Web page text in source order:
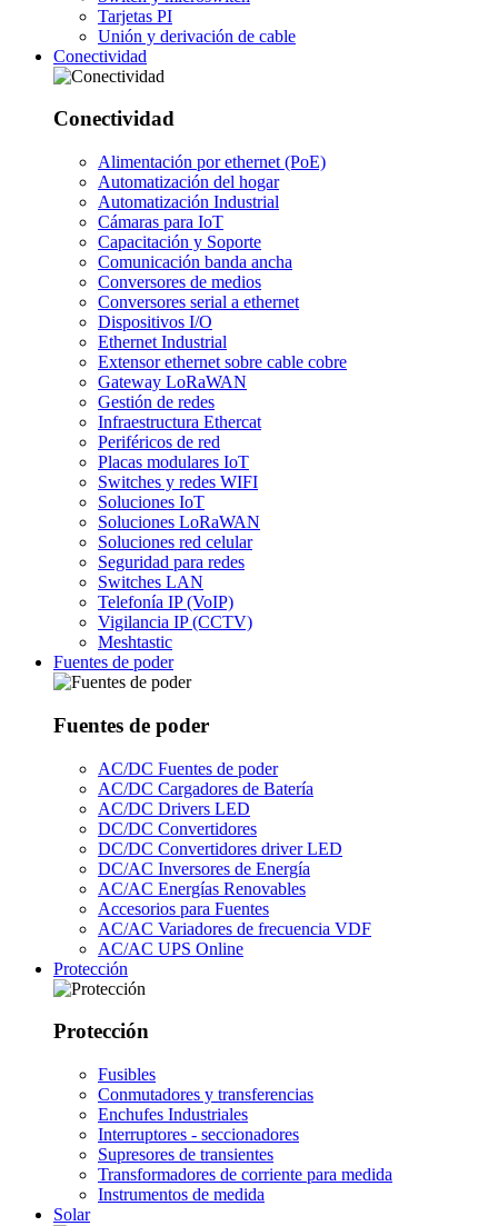
Tarjetas PI
Unión y derivación de cable
Conectividad
Conectividad
Alimentación por ethernet (PoE)
Automatización del hogar
Automatización Industrial
Cámaras para IoT
Capacitación y Soporte
Comunicación banda ancha
Conversores de medios
Conversores serial a ethernet
Dispositivos I/O
Ethernet Industrial
Extensor ethernet sobre cable cobre
Gateway LoRaWAN
Gestión de redes
Infraestructura Ethercat
Periféricos de red
Placas modulares IoT
Switches y redes WIFI
Soluciones IoT
Soluciones LoRaWAN
Soluciones red celular
Seguridad para redes
Switches LAN
Telefonía IP (VoIP)
Vigilancia IP (CCTV)
Meshtastic
Fuentes de poder
Fuentes de poder
AC/DC Fuentes de poder
AC/DC Cargadores de Batería
AC/DC Drivers LED
DC/DC Convertidores
DC/DC Convertidores driver LED
DC/AC Inversores de Energía
AC/AC Energías Renovables
Accesorios para Fuentes
AC/AC Variadores de frecuencia VDF
AC/AC UPS Online
Protección
Protección
Fusibles
Conmutadores y transferencias
Enchufes Industriales
Interruptores - seccionadores
Supresores de transientes
Transformadores de corriente para medida
Instrumentos de medida
Solar